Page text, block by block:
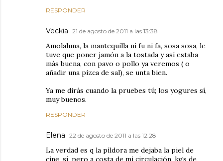
RESPONDER
Veckia 21 de agosto de 2011 a las 13:38
Amolaluna, la mantequilla ni fu ni fa, sosa sosa, le
tuve que poner jamón a la tostada y así estaba
más buena, con pavo o pollo ya veremos ( o
añadir una pizca de sal), se unta bien.
Ya me dirás cuando la pruebes tú; los yogures sí,
muy buenos.
RESPONDER
Elena 22 de agosto de 2011 a las 12:28
La verdad es q la píldora me dejaba la piel de
cine, sí, pero a costa de mi circulación, kgs de